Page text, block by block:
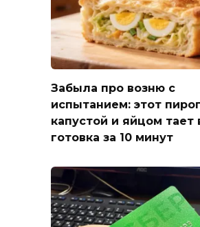
Забыла про возню с
испытанием: этот
капустой и яйцом тает
готовка за 10 минут